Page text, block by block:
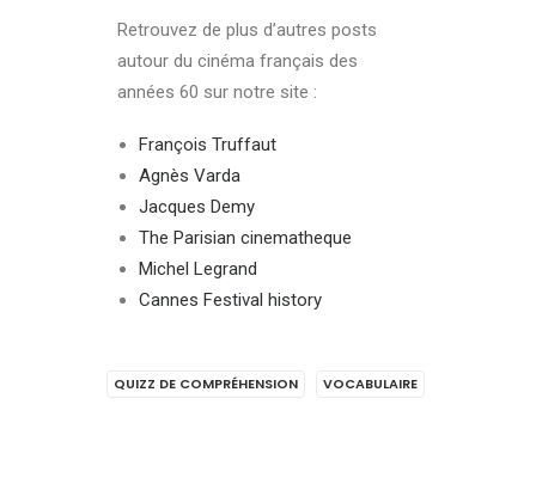
Retrouvez de plus d’autres posts
autour du cinéma français des
années 60 sur notre site :
François Truffaut
Agnès Varda
Jacques Demy
The Parisian cinematheque
Michel Legrand
Cannes Festival history
QUIZZ DE COMPRÉHENSION VOCABULAIRE